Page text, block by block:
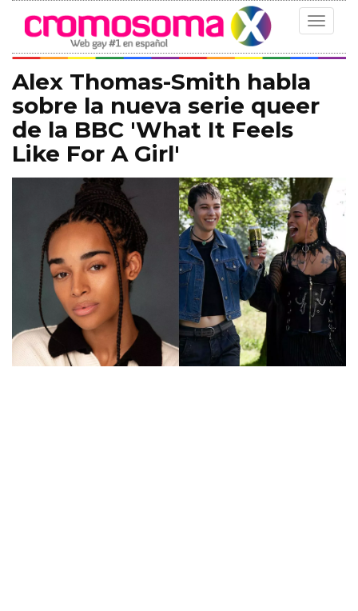
Toggle
Alex Thomas-Smith habla
sobre la nueva serie queer
de la BBC 'What It Feels
Like For A Girl'